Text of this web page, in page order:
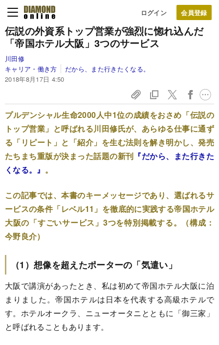
ログイン
伝説の外資系トップ営業が強烈に惚れ込んだ
「帝国ホテル大阪」3つのサービス
川田修
キャリア・働き方
だから、また行きたくなる。
2018年8月17日 4:50
プルデンシャル生命2000人中1位の成績をおさめ「伝説の
トップ営業」と呼ばれる川田修氏が、あらゆる仕事に通ず
る「リピート」と「紹介」を生む法則を解き明かし、発売
たちまち重版が決まった話題の新刊 『だから、また行きた
くなる。』 。
この記事では、本書のキーメッセージであり、選ばれるサ
ービスの条件「レベル11」を徹底的に実践する帝国ホテル
大阪の「すごいサービス」3つを特別掲載する。（構成：
今野良介）
（1）想像を超えたポーターの「気遣い」
大阪で講演があったとき、私は初めて帝国ホテル大阪に泊
まりました。帝国ホテルは日本を代表する高級ホテルで
す。ホテルオークラ、ニューオータニとともに「御三家」
と呼ばれることもあります。